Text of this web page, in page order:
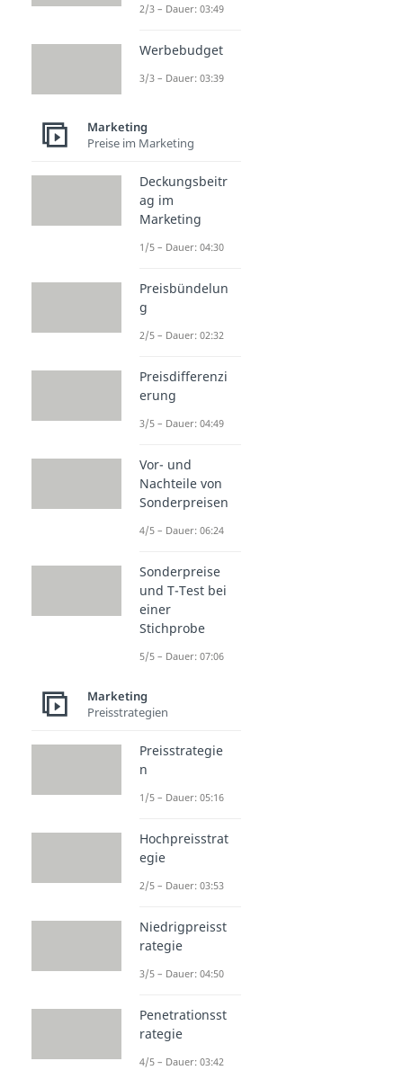
2/3 – Dauer: 03:49
Werbebudget
3/3 – Dauer: 03:39
Marketing
Preise im Marketing
Deckungsbeitr
ag im
Marketing
1/5 – Dauer: 04:30
Preisbündelun
g
2/5 – Dauer: 02:32
Preisdifferenzi
erung
3/5 – Dauer: 04:49
Vor- und
Nachteile von
Sonderpreisen
4/5 – Dauer: 06:24
Sonderpreise
und T-Test bei
einer
Stichprobe
5/5 – Dauer: 07:06
Marketing
Preisstrategien
Preisstrategie
n
1/5 – Dauer: 05:16
Hochpreisstrat
egie
2/5 – Dauer: 03:53
Niedrigpreisst
rategie
3/5 – Dauer: 04:50
Penetrationsst
rategie
4/5 – Dauer: 03:42